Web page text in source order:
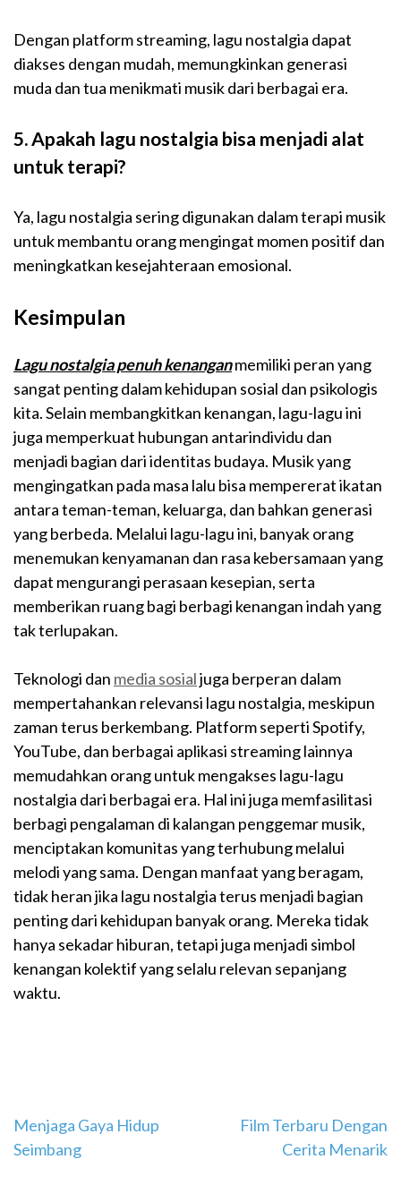
Dengan platform streaming, lagu nostalgia dapat
diakses dengan mudah, memungkinkan generasi
muda dan tua menikmati musik dari berbagai era.
5. Apakah lagu nostalgia bisa menjadi alat
untuk terapi?
Ya, lagu nostalgia sering digunakan dalam terapi musik
untuk membantu orang mengingat momen positif dan
meningkatkan kesejahteraan emosional.
Kesimpulan
Lagu nostalgia penuh kenanganmemiliki peran yang
sangat penting dalam kehidupan sosial dan psikologis
kita. Selain membangkitkan kenangan, lagu-lagu ini
juga memperkuat hubungan antarindividu dan
menjadi bagian dari identitas budaya. Musik yang
mengingatkan pada masa lalu bisa mempererat ikatan
antara teman-teman, keluarga, dan bahkan generasi
yang berbeda. Melalui lagu-lagu ini, banyak orang
menemukan kenyamanan dan rasa kebersamaan yang
dapat mengurangi perasaan kesepian, serta
memberikan ruang bagi berbagi kenangan indah yang
tak terlupakan.
Teknologi dan media sosialjuga berperan dalam
mempertahankan relevansi lagu nostalgia, meskipun
zaman terus berkembang. Platform seperti Spotify,
YouTube, dan berbagai aplikasi streaming lainnya
memudahkan orang untuk mengakses lagu-lagu
nostalgia dari berbagai era. Hal ini juga memfasilitasi
berbagi pengalaman di kalangan penggemar musik,
menciptakan komunitas yang terhubung melalui
melodi yang sama. Dengan manfaat yang beragam,
tidak heran jika lagu nostalgia terus menjadi bagian
penting dari kehidupan banyak orang. Mereka tidak
hanya sekadar hiburan, tetapi juga menjadi simbol
kenangan kolektif yang selalu relevan sepanjang
waktu.
Navigasi
pos
Menjaga Gaya Hidup
Seimbang
Film Terbaru Dengan
Cerita Menarik